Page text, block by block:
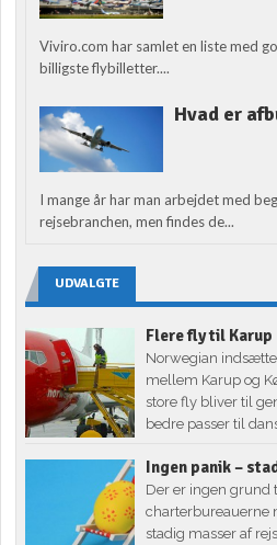
Viviro.com har samlet en liste med
billigste flybilletter....
Hvad er
I mange år har man arbejdet med
rejsebranchen, men findes de...
UDVALGTE
Flere fly til Karup
Norwegian
mellem Karup og
store fly bliver til
bedre passer til
Ingen panik –
Der er ingen grund
charterbureauerne
stadig masser af